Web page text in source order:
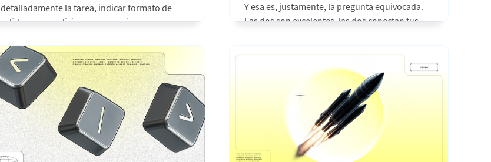
detalladamente la tarea, indicar formato de
salida; son condiciones necesarias para un
marca la diferencia es más sutil: qué técnicas
funcionan según la tarea, por qué los modelos
de razonamiento se promptean distinto que los
clásicos,
hace 16 días 7 min de lectura
Y esa es, justamente, la pregunta equivocada.
Las dos son excelentes, las dos conectan tus
6 min de lectura